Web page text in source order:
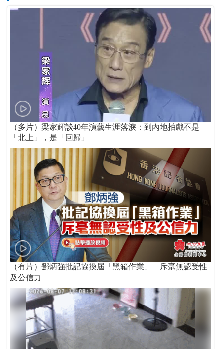
（多片）梁家輝談40年演藝生涯落淚：到內地拍戲不是
「北上」，是「回歸」
（有片）鄧炳強批記協換屆「黑箱作業」 斥毫無認受性
及公信力